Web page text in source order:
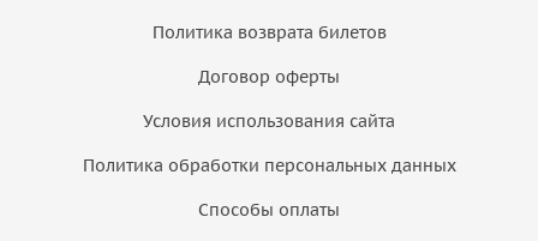
Политика возврата билетов
Договор оферты
Условия использования сайта
Политика обработки персональных данных
Способы оплаты